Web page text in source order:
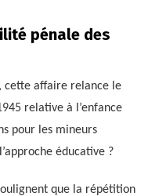
pénale des
cette affaire relance le
relative à l’enfance
pour les mineurs
éducative ?
que la répétition